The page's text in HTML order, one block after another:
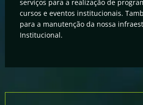
serviços para a realização de
cursos e eventos institucionais.
para a manutenção da nossa
Institucional.